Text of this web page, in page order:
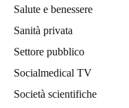
Salute e benessere
Sanità privata
Settore pubblico
Socialmedical TV
Società scientifiche